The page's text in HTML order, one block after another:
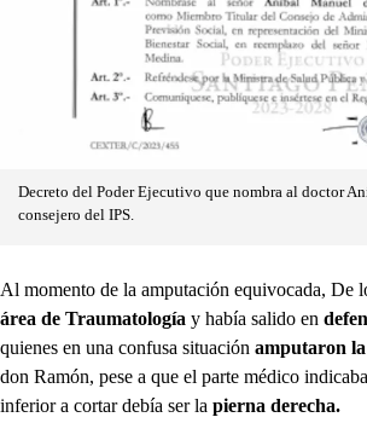
Decreto del Poder Ejecutivo que nombra al doctor
consejero del IPS.
Al momento de la amputación equivocada, De
área de Traumatología y había salido en
quienes en una confusa situación amputaron
don Ramón, pese a que el parte médico
inferior a cortar debía ser la pierna derecha.